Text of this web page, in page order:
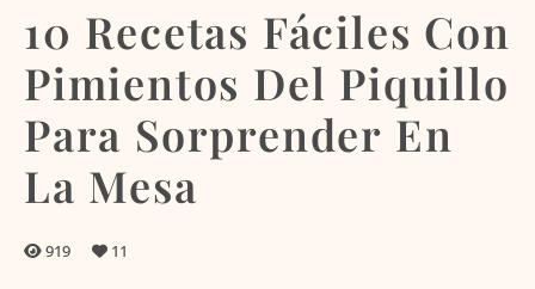
10 Recetas Fáciles Con
Pimientos Del Piquillo
Para Sorprender En
La Mesa
919 11